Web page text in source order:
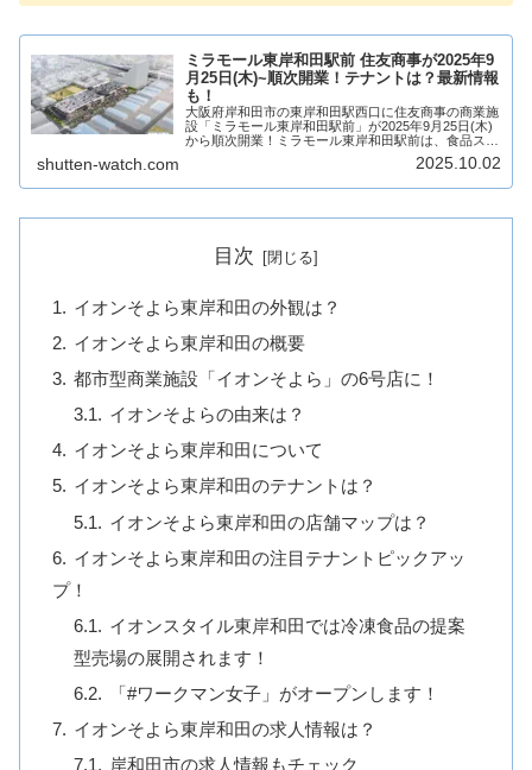
ミラモール東岸和田駅前 住友商事が2025年9
月25日(木)~順次開業！テナントは？最新情報
も！
大阪府岸和田市の東岸和田駅西口に住友商事の商業施
設「ミラモール東岸和田駅前」が2025年9月25日(木)
から順次開業！ミラモール東岸和田駅前は、食品スー
パーマーケットのバローとホームセンターのコーナン
を中心に物販店や飲食店などが出店！ミラモ...
shutten-watch.com 2025.10.02
目次
イオンそよら東岸和田の外観は？
イオンそよら東岸和田の概要
都市型商業施設「イオンそよら」の6号店に！
イオンそよらの由来は？
イオンそよら東岸和田について
イオンそよら東岸和田のテナントは？
イオンそよら東岸和田の店舗マップは？
イオンそよら東岸和田の注目テナントピックアッ
プ！
イオンスタイル東岸和田では冷凍食品の提案
型売場の展開されます！
「#ワークマン女子」がオープンします！
イオンそよら東岸和田の求人情報は？
岸和田市の求人情報もチェック